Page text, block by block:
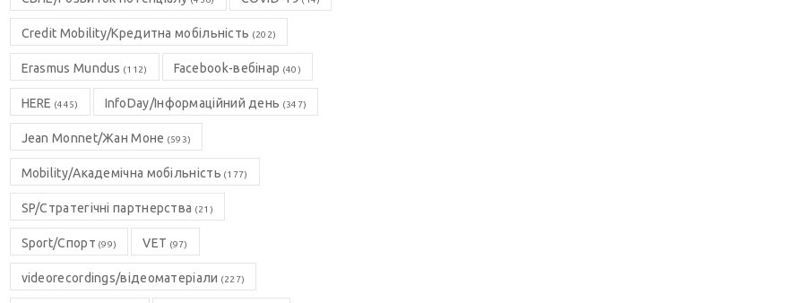
Credit Mobility/Кредитна мобільність (202)
Erasmus Mundus (112) Facebook-вебінар (40)
HERE (445) InfoDay/Інформаційний день (347)
Jean Monnet/Жан Моне (593)
Mobility/Академічна мобільність (177)
SP/Стратегічні партнерства (21)
Sport/Спорт (99) VET (97)
videorecordings/відеоматеріали (227)